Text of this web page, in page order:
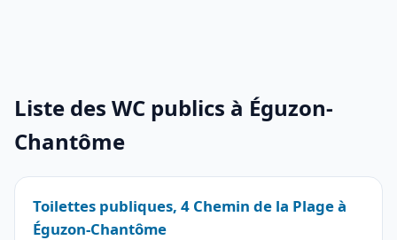
Liste des WC publics à Éguzon-
Chantôme
Toilettes publiques, 4 Chemin de la Plage à
Éguzon-Chantôme